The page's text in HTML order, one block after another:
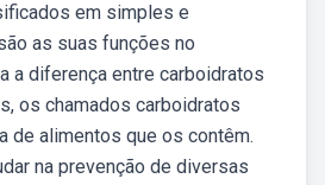
em simples e
as suas funções no
a diferença entre carboidratos
os chamados carboidratos
de alimentos que os contêm.
na prevenção de diversas